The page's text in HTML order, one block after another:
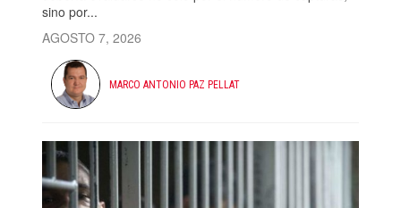
sino por...
AGOSTO 7, 2026
MARCO ANTONIO PAZ PELLAT